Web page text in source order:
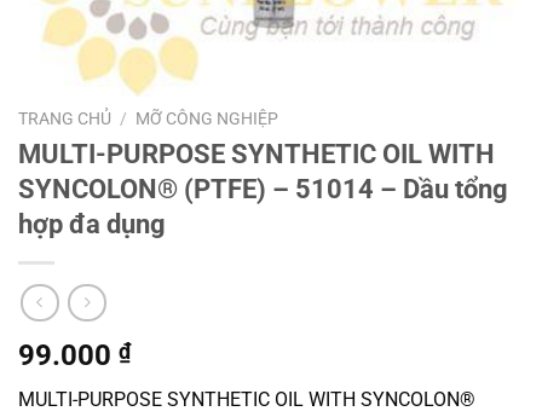
TRANG CHỦ / MỠ CÔNG NGHIỆP
MULTI-PURPOSE SYNTHETIC OIL WITH
SYNCOLON® (PTFE) – 51014 – Dầu tổng
hợp đa dụng
99.000 ₫
MULTI-PURPOSE SYNTHETIC OIL WITH SYNCOLON®